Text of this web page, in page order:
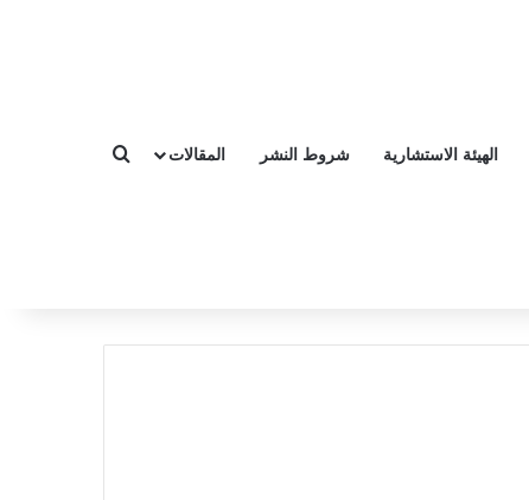
الهيئة الاستشارية شروط النشر المقالات